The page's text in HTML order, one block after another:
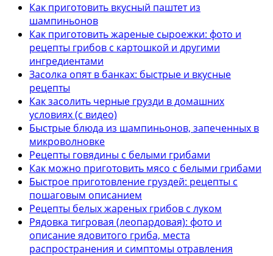
Как приготовить вкусный паштет из
шампиньонов
Как приготовить жареные сыроежки: фото и
рецепты грибов с картошкой и другими
ингредиентами
Засолка опят в банках: быстрые и вкусные
рецепты
Как засолить черные грузди в домашних
условиях (с видео)
Быстрые блюда из шампиньонов, запеченных в
микроволновке
Рецепты говядины с белыми грибами
Как можно приготовить мясо с белыми грибами
Быстрое приготовление груздей: рецепты с
пошаговым описанием
Рецепты белых жареных грибов с луком
Рядовка тигровая (леопардовая): фото и
описание ядовитого гриба, места
распространения и симптомы отравления